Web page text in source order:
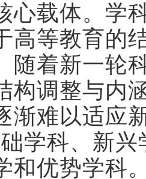
心载体。学
高等教育的
随着新一轮
构调整与内
渐难以适应
学科、新
和优势学科